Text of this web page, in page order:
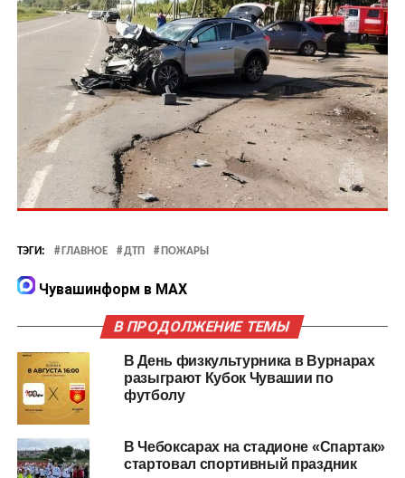
ТЭГИ: ГЛАВНОЕ ДТП ПОЖАРЫ
Чувашинформ в MAX
В ПРОДОЛЖЕНИЕ ТЕМЫ
В День физкультурника в Вурнарах
разыграют Кубок Чувашии по
футболу
В Чебоксарах на стадионе «Спартак»
стартовал спортивный праздник